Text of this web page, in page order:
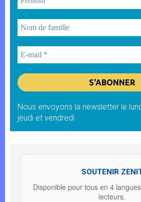
Nous envoyons la newsletter le
jeudi et vendredi
SOUTENIR
Disponible pour tous en 4
lecteurs.